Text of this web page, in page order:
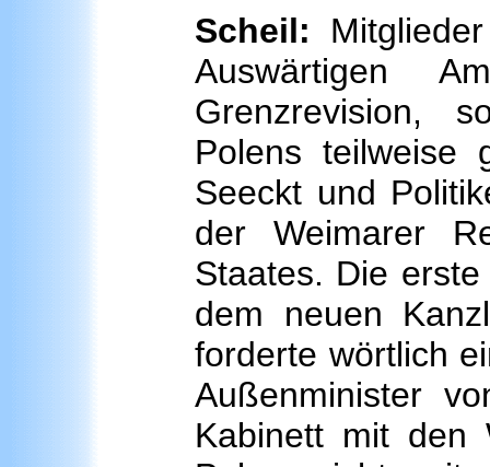
Scheil:
Auswärtigen
Grenzrevision,
Polens teilweise
Seeckt und
der Weimarer
Staates. Die
dem neuen
forderte wörtlich
Außenminister
Kabinett mit den